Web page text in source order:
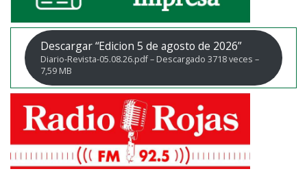
Descargar “Edicion 5 de agosto de 2026”
Diario-Revista-05.08.26.pdf – Descargado 3718 veces –
7,59 MB